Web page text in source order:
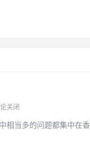
关闭
相当多的问题都集中在香